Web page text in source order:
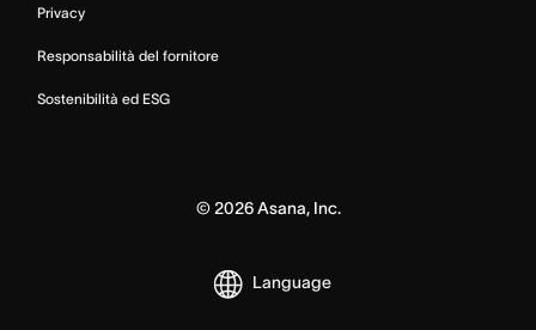
Privacy
Responsabilità del fornitore
Sostenibilità ed ESG
© 2026Asana, Inc.
Language